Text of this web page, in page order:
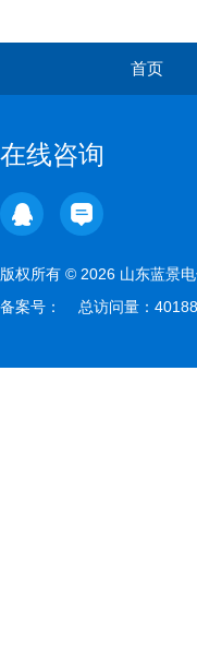
首页
在线咨询
版权所有 © 2026 山东蓝景
备案号：
总访问量：